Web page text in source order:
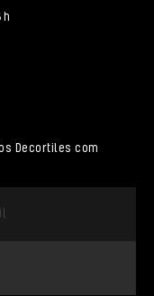
Decortiles com